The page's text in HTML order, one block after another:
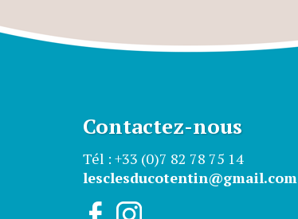
Contactez-nous
Tél : +33 (0)7 82 78 75 14
lesclesducotentin@gmail.com